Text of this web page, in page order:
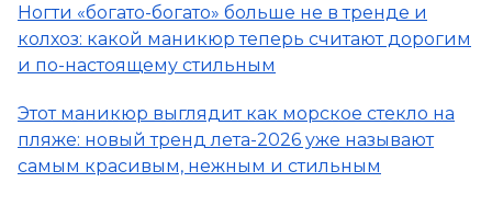
Ногти «богато-богато» больше не в тренде и
колхоз: какой маникюр теперь считают дорогим
и по-настоящему стильным
Этот маникюр выглядит как морское стекло на
пляже: новый тренд лета-2026 уже называют
самым красивым, нежным и стильным